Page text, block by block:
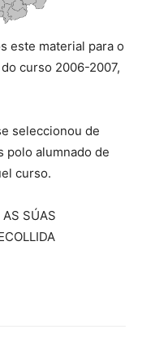
este material para o
curso 2006-2007,
seleccionou de
polo alumnado de
curso.
AS SÚAS